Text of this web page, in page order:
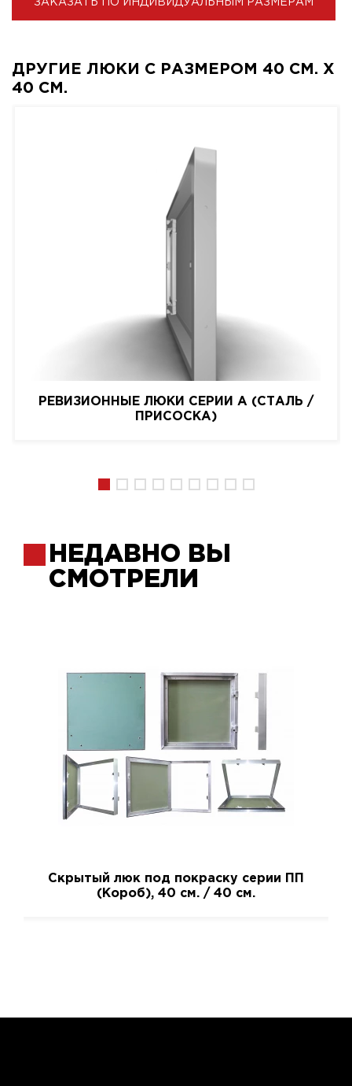
ЗАКАЗАТЬ ПО ИНДИВИДУАЛЬНЫМ РАЗМЕРАМ
ДРУГИЕ ЛЮКИ С РАЗМЕРОМ 40 СМ. X
40 СМ.
РЕВИЗИОННЫЕ ЛЮКИ СЕРИИ A (СТАЛЬ /
ПРИСОСКА)
НЕДАВНО ВЫ
СМОТРЕЛИ
Скрытый люк под покраску серии ПП
(Короб), 40 см. / 40 см.